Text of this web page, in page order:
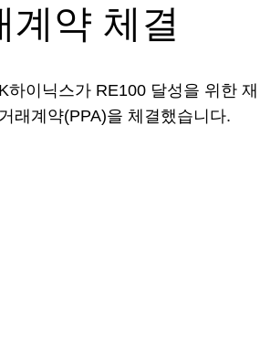
계약 체결
하이닉스가 RE100 달성을 위한 재
래계약(PPA)을 체결했습니다.